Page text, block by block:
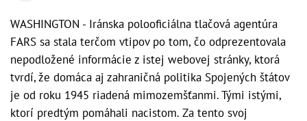
WASHINGTON - Iránska polooficiálna tlačová agentúra
FARS sa stala terčom vtipov po tom, čo odprezentovala
nepodložené informácie z istej webovej stránky, ktorá
tvrdí, že domáca aj zahraničná politika Spojených štátov
je od roku 1945 riadená mimozemšťanmi. Tými istými,
ktorí predtým pomáhali nacistom. Za tento svoj